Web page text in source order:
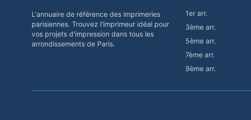
L'annuaire de référence des imprimeries
parisiennes. Trouvez l'imprimeur idéal pour
vos projets d'impression dans tous les
arrondissements de Paris.
1er arr.
3ème arr.
5ème arr.
7ème arr.
9ème arr.